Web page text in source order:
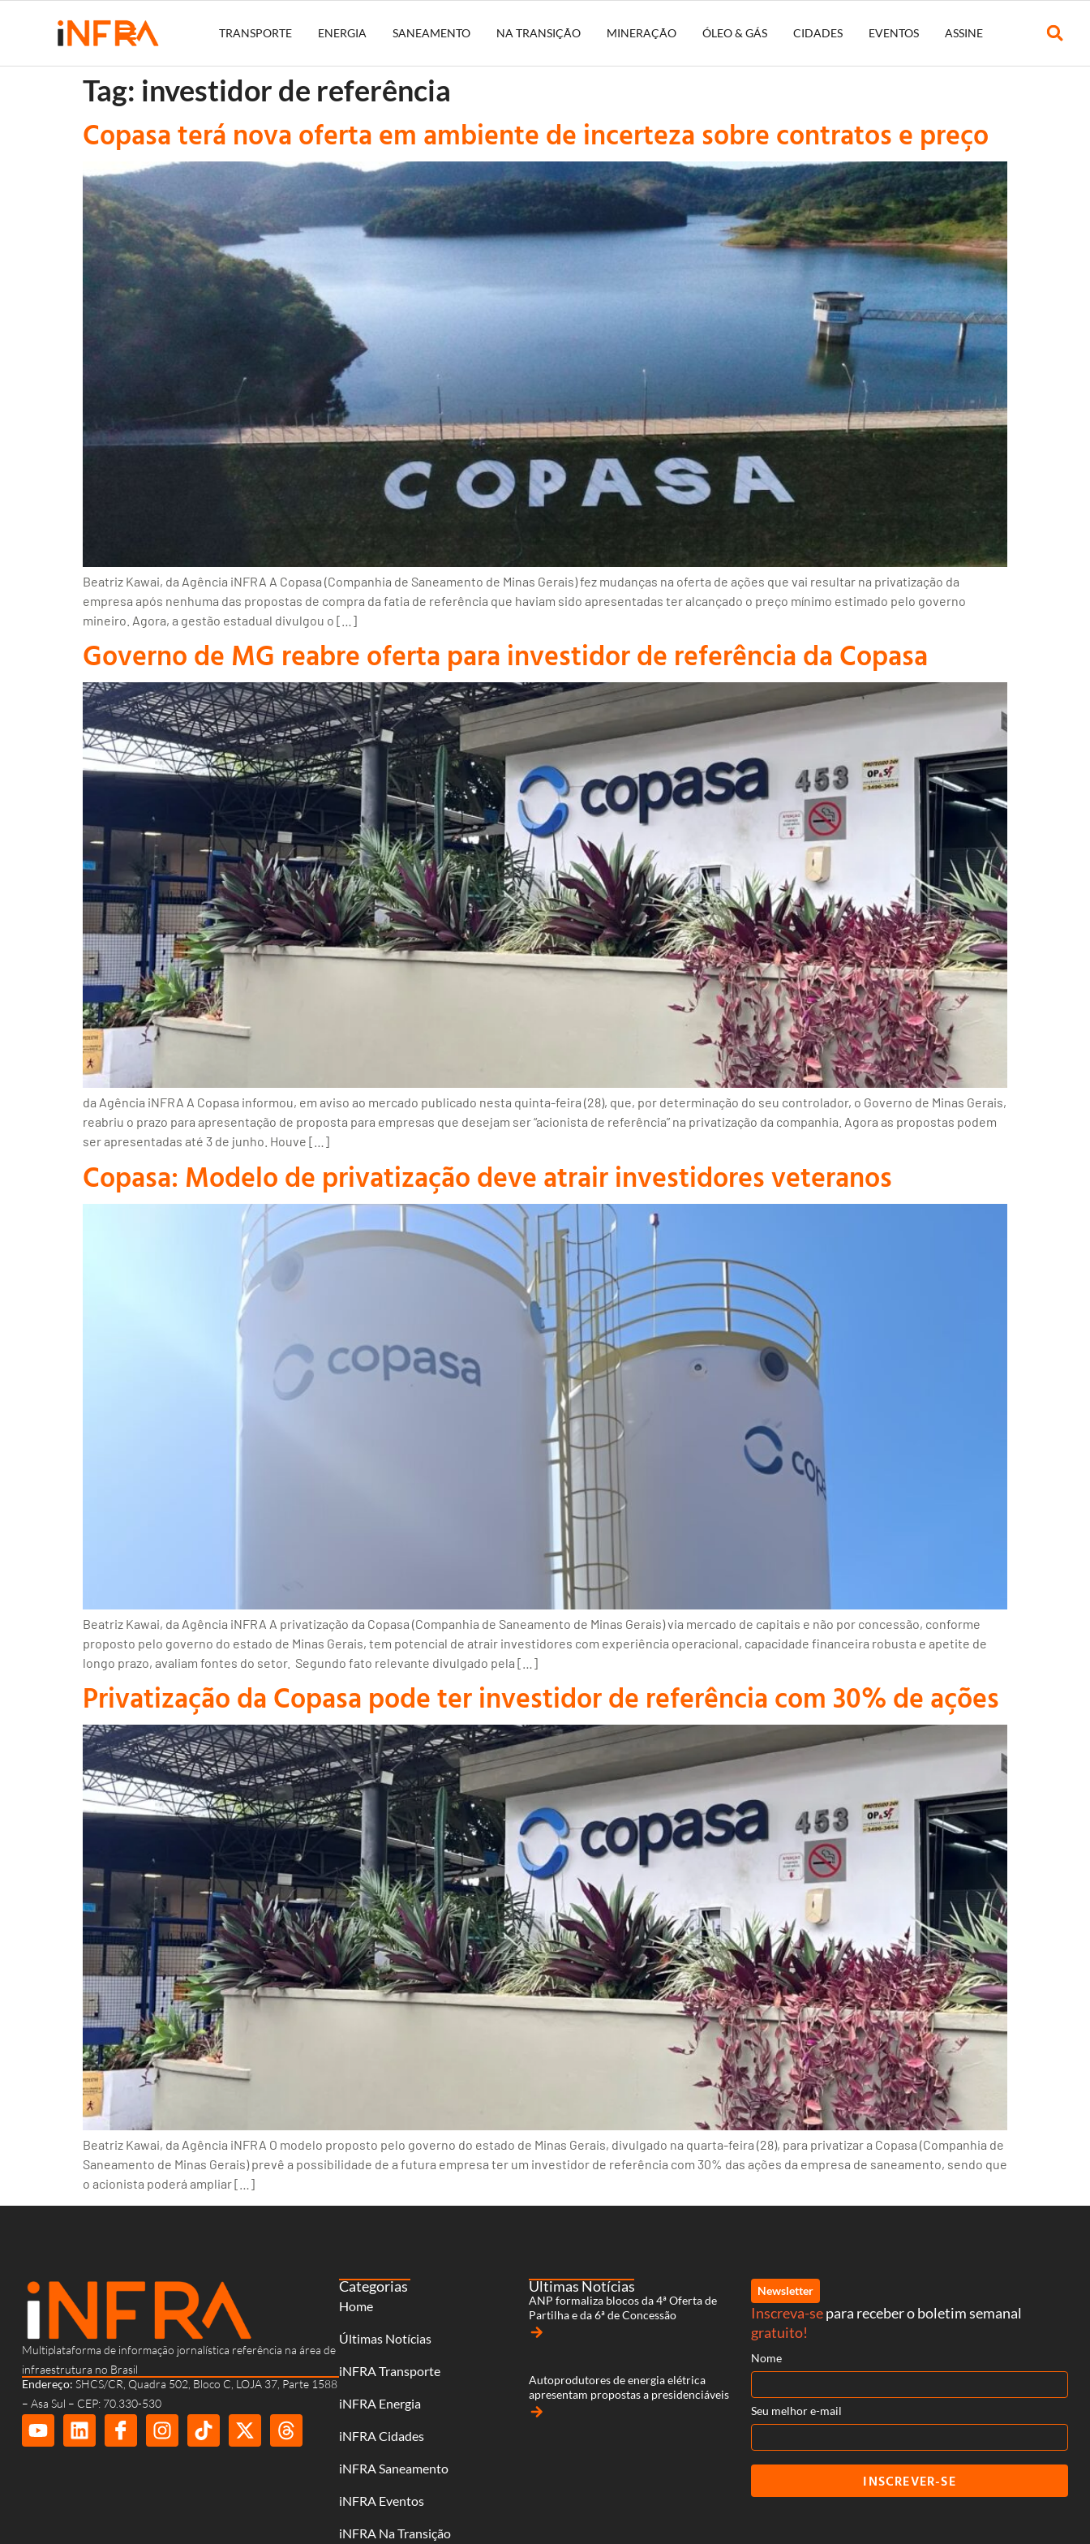
TRANSPORTE ENERGIA SANEAMENTO NA TRANSIÇÃO MINERAÇÃO ÓLEO & GÁS CIDADES EVENTOS ASSINE
Tag: investidor de referência
Copasa terá nova oferta em ambiente de incerteza sobre contratos e preço
Beatriz Kawai, da Agência iNFRA A Copasa (Companhia de Saneamento de Minas Gerais) fez mudanças na oferta de ações que vai resultar na privatização da
empresa após nenhuma das propostas de compra da fatia de referência que haviam sido apresentadas ter alcançado o preço mínimo estimado pelo governo
mineiro. Agora, a gestão estadual divulgou o […]
Governo de MG reabre oferta para investidor de referência da Copasa
da Agência iNFRA A Copasa informou, em aviso ao mercado publicado nesta quinta-feira (28), que, por determinação do seu controlador, o Governo de Minas Gerais,
reabriu o prazo para apresentação de proposta para empresas que desejam ser “acionista de referência” na privatização da companhia. Agora as propostas podem
ser apresentadas até 3 de junho. Houve […]
Copasa: Modelo de privatização deve atrair investidores veteranos
Beatriz Kawai, da Agência iNFRA A privatização da Copasa (Companhia de Saneamento de Minas Gerais) via mercado de capitais e não por concessão, conforme
proposto pelo governo do estado de Minas Gerais, tem potencial de atrair investidores com experiência operacional, capacidade financeira robusta e apetite de
longo prazo, avaliam fontes do setor. Segundo fato relevante divulgado pela […]
Privatização da Copasa pode ter investidor de referência com 30% de ações
Beatriz Kawai, da Agência iNFRA O modelo proposto pelo governo do estado de Minas Gerais, divulgado na quarta-feira (28), para privatizar a Copasa (Companhia de
Saneamento de Minas Gerais) prevê a possibilidade de a futura empresa ter um investidor de referência com 30% das ações da empresa de saneamento, sendo que
o acionista poderá ampliar […]
Multiplataforma de informação jornalística referência na área de
infraestrutura no Brasil
Endereço: SHCS/CR, Quadra 502, Bloco C, LOJA 37, Parte 1588
– Asa Sul – CEP: 70.330-530
Categorias
Home
Últimas Notícias
iNFRA Transporte
iNFRA Energia
iNFRA Cidades
iNFRA Saneamento
iNFRA Eventos
iNFRA Na Transição
Últimas Notícias
ANP formaliza blocos da 4ª Oferta de
Partilha e da 6ª de Concessão
arrow_forward
Autoprodutores de energia elétrica
apresentam propostas a presidenciáveis
arrow_forward
Newsletter
Inscreva-separa receber o boletim semanal
gratuito!
Nome
Seu melhor e-mail
INSCREVER-SE